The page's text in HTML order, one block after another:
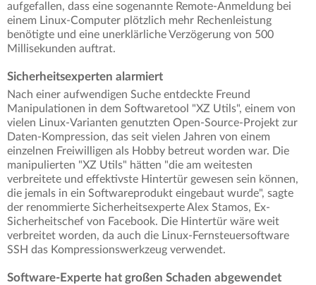
aufgefallen, dass eine sogenannte Remote-Anmeldung bei
einem Linux-Computer plötzlich mehr Rechenleistung
benötigte und eine unerklärliche Verzögerung von 500
Millisekunden auftrat.
Sicherheitsexperten alarmiert
Nach einer aufwendigen Suche entdeckte Freund
Manipulationen in dem Softwaretool "XZ Utils", einem von
vielen Linux-Varianten genutzten Open-Source-Projekt zur
Daten-Kompression, das seit vielen Jahren von einem
einzelnen Freiwilligen als Hobby betreut worden war. Die
manipulierten "XZ Utils" hätten "die am weitesten
verbreitete und effektivste Hintertür gewesen sein können,
die jemals in ein Softwareprodukt eingebaut wurde", sagte
der renommierte Sicherheitsexperte Alex Stamos, Ex-
Sicherheitschef von Facebook. Die Hintertür wäre weit
verbreitet worden, da auch die Linux-Fernsteuersoftware
SSH das Kompressionswerkzeug verwendet.
Software-Experte hat großen Schaden abgewendet